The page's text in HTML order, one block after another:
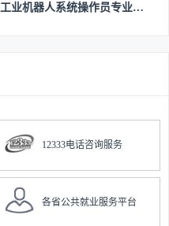
工业机器人系统操作员专业知
12333电话咨询服务
各省公共就业服务平台